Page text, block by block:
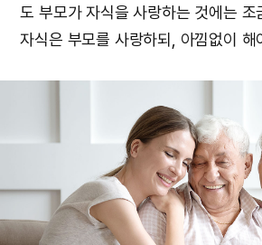
도 부모가 자식을 사랑하는 것에는 조
자식은 부모를 사랑하되, 아낌없이 해